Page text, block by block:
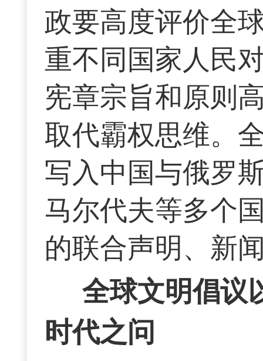
政要高度评价全
重不同国家人民
宪章宗旨和原则
取代霸权思维。
写入中国与俄罗
马尔代夫等多个
的联合声明、新
全球文明倡议
时代之问